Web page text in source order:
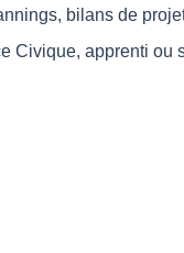
bilans de
Civique, apprenti ou